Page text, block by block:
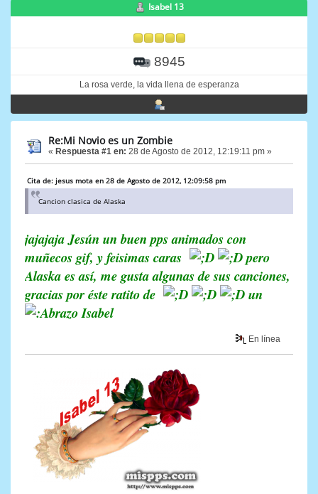
Isabel 13
8945
La rosa verde, la vida llena de esperanza
Re:Mi Novio es un Zombie
« Respuesta #1 en: 28 de Agosto de 2012, 12:19:11 pm »
Cita de: jesus mota en 28 de Agosto de 2012, 12:09:58 pm
Cancion clasica de Alaska
jajajaja Jesún un buen pps animados con
muñecos gif, y feisimas caras
pero
Alaska es así, me gusta algunas de sus canciones,
gracias por éste ratito de
un
Isabel
En línea